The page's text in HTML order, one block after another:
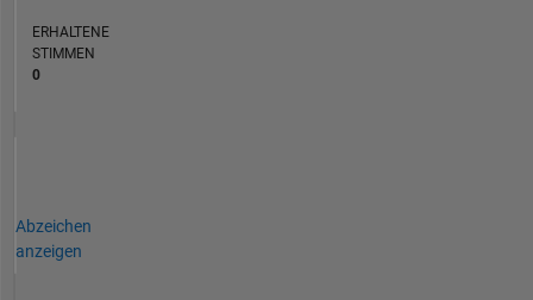
ERHALTENE
STIMMEN
0
Abzeichen
anzeigen